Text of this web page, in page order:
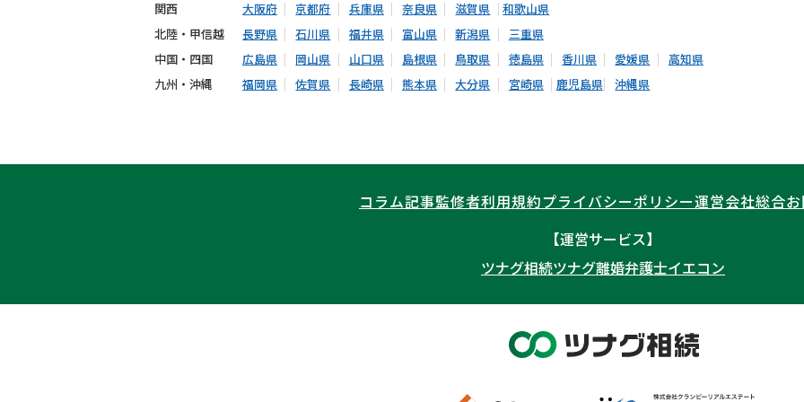
関西 大阪府 京都府 兵庫県 奈良県 滋賀県
和歌山県
北陸・甲信越
長野県 石川県 福井県 富山県 新潟県
三重県
中国・四国
広島県 岡山県 山口県 島根県 鳥取県 徳島県 香川県 愛媛県
高知県
九州・沖縄
福岡県 佐賀県 長崎県 熊本県 大分県 宮崎県 鹿児島県 沖縄県
コラム記事監修者利用規約プライバシーポリシー運営会社総合
【運営サービス】
ツナグ相続ツナグ離婚弁護士イエコン